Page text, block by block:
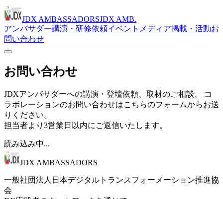
JDX AMBASSADORSJDX AMB.
アンバサダー講演・研修依頼イベント メディア掲載・活動お
問い合わせ
お問い合わせ
JDXアンバサダーへの講演・登壇依頼、取材のご相談、 コ
ラボレーションのお問い合わせはこちらのフォームからお送
りください。
担当者より3営業日以内にご返信いたします。
読み込み中...
JDX AMBASSADORS
一般社団法人日本デジタルトランスフォーメーション推進協
会